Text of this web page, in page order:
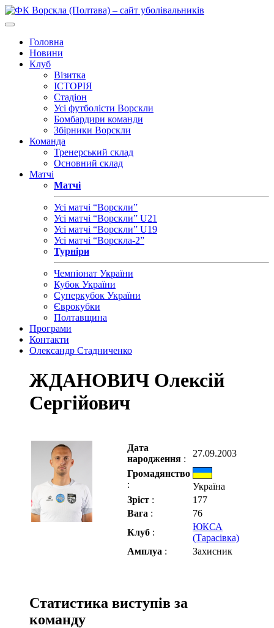
Головна
Новини
Клуб
Візитка
ІСТОРІЯ
Стадіон
Усі футболісти Ворскли
Бомбардири команди
Збірники Ворскли
Команда
Тренерський склад
Основний склад
Матчі
Матчі
Усі матчі “Ворскли”
Усі матчі “Ворскли” U21
Усі матчі “Ворскли” U19
Усі матчі “Ворскла-2”
Турніри
Чемпіонат України
Кубок України
Суперкубок України
Єврокубки
Полтавщина
Програми
Контакти
Олександр Стадниченко
ЖДАНОВИЧ Олексій
Сергійович
Дата
народження :
27.09.2003
Громадянство
:
Україна
Зріст :
177
Вага :
76
Клуб :
ЮКСА
(Тарасівка)
Амплуа : Захисник
Статистика виступів за
команду